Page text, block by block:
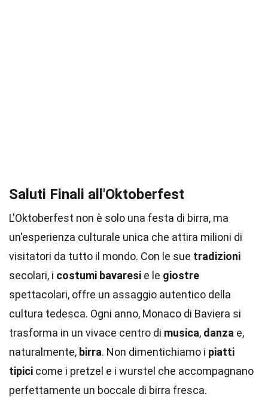
Saluti Finali all'Oktoberfest
L'Oktoberfest non è solo una festa di birra, ma
un'esperienza culturale unica che attira milioni di
visitatori da tutto il mondo. Con le sue tradizioni
secolari, i costumi bavaresi e le giostre
spettacolari, offre un assaggio autentico della
cultura tedesca. Ogni anno, Monaco di Baviera si
trasforma in un vivace centro di musica, danza e,
naturalmente, birra. Non dimentichiamo i piatti
tipici come i pretzel e i wurstel che accompagnano
perfettamente un boccale di birra fresca.